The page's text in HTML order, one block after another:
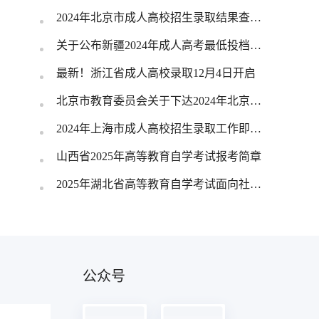
2024年北京市成人高校招生录取结果查询及调剂录取安排
关于公布新疆2024年成人高考最低投档控制分数线及录取工作时间安排的公告
最新！浙江省成人高校录取12月4日开启
北京市教育委员会关于下达2024年北京市属高等学校成人高等教育招生计划的通知
2024年上海市成人高校招生录取工作即将开始
山西省2025年高等教育自学考试报考简章
2025年湖北省高等教育自学考试面向社会开考专业报考简章
公众号